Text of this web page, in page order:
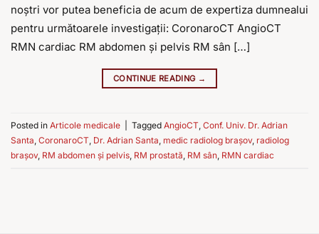
noștri vor putea beneficia de acum de expertiza dumnealui
pentru următoarele investigații: CoronaroCT AngioCT
RMN cardiac RM abdomen și pelvis RM sân […]
CONTINUE READING →
Posted in Articole medicale Tagged AngioCT, Conf. Univ. Dr. Adrian
Santa, CoronaroCT, Dr. Adrian Santa, medic radiolog brașov, radiolog
brașov, RM abdomen și pelvis, RM prostată, RM sân, RMN cardiac